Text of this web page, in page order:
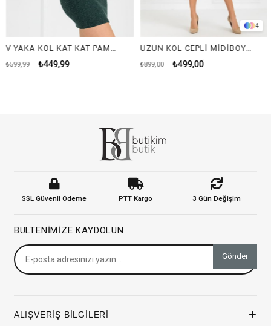
V YAKA KOL KAT KAT PAMUKLU ELBİSE-YEŞİL
₺449,99
₺599,99
4
UZUN KOL CEPLİ MİDİBOY ELBİSE-YEŞİL
₺499,00
₺899,00
SSL Güvenli Ödeme PTT Kargo 3 Gün Değişim
BÜLTENIMIZE KAYDOLUN
Gönder
ALIŞVERİŞ BİLGİLERİ +